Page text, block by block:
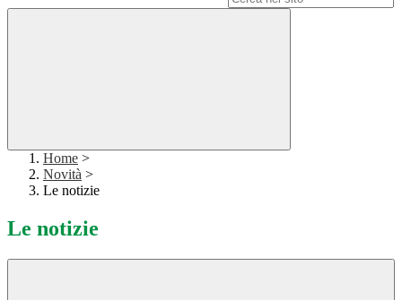
Home >
Novità >
Le notizie
Le notizie